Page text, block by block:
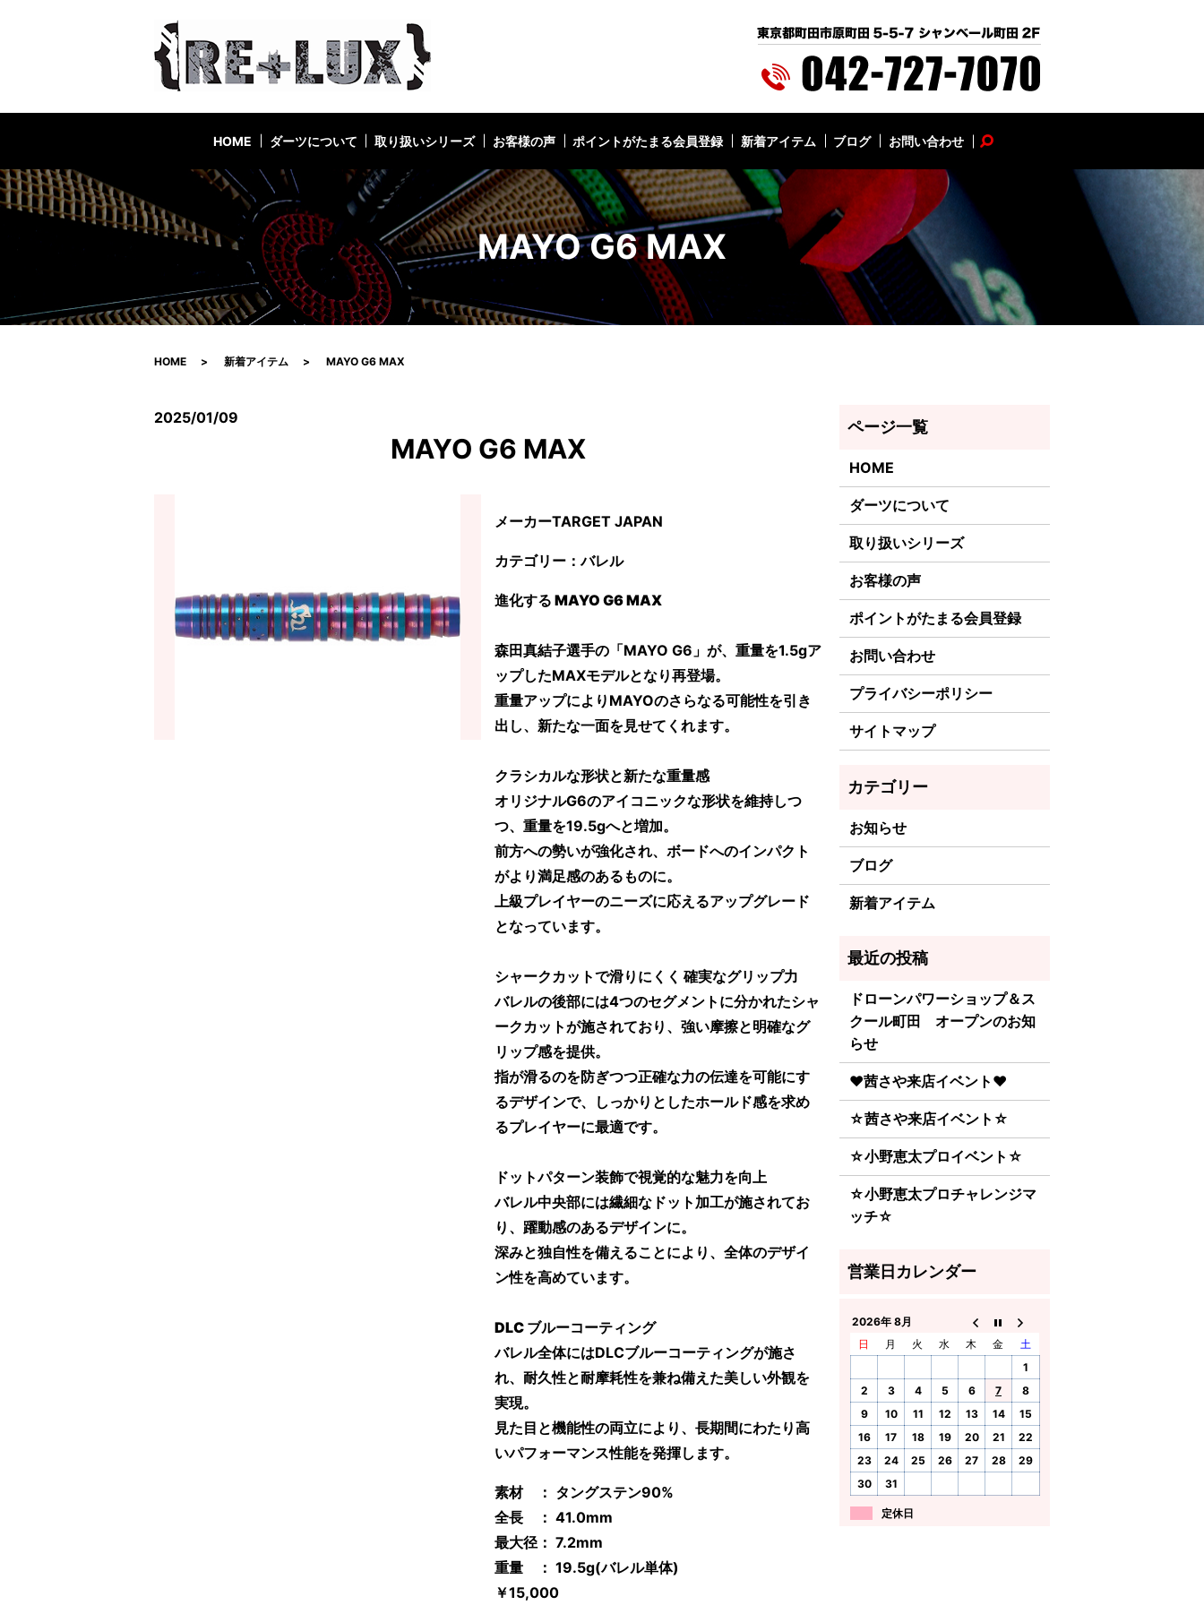
HOME ダーツについて 取り扱いシリーズ お客様の声 ポイントがたまる会員登録 新着アイテム ブログ お問い合わせ search
MAYO G6 MAX
HOME 新着アイテム MAYO G6 MAX
2025/01/09
MAYO G6 MAX
メーカーTARGET JAPAN
カテゴリー：バレル
進化する MAYO G6 MAX
森田真結子選手の「MAYO G6」が、重量を1.5gア
ップしたMAXモデルとなり再登場。
重量アップによりMAYOのさらなる可能性を引き
出し、新たな一面を見せてくれます。
クラシカルな形状と新たな重量感
オリジナルG6のアイコニックな形状を維持しつ
つ、重量を19.5gへと増加。
前方への勢いが強化され、ボードへのインパクト
がより満足感のあるものに。
上級プレイヤーのニーズに応えるアップグレード
となっています。
シャークカットで滑りにくく 確実なグリップ力
バレルの後部には4つのセグメントに分かれたシャ
ークカットが施されており、強い摩擦と明確なグ
リップ感を提供。
指が滑るのを防ぎつつ正確な力の伝達を可能にす
るデザインで、しっかりとしたホールド感を求め
るプレイヤーに最適です。
ドットパターン装飾で視覚的な魅力を向上
バレル中央部には繊細なドット加工が施されてお
り、躍動感のあるデザインに。
深みと独自性を備えることにより、全体のデザイ
ン性を高めています。
DLC ブルーコーティング
バレル全体にはDLCブルーコーティングが施さ
れ、耐久性と耐摩耗性を兼ね備えた美しい外観を
実現。
見た目と機能性の両立により、長期間にわたり高
いパフォーマンス性能を発揮します。
素材 ： タングステン90%
全長 ： 41.0mm
最大径： 7.2mm
重量 ： 19.5g(バレル単体)
￥15,000
HOME
ダーツについて
取り扱いシリーズ
お客様の声
ポイントがたまる会員登録
お問い合わせ
プライバシーポリシー
サイトマップ
お知らせ
ブログ
新着アイテム
ドローンパワーショップ＆ス
クール町田 オープンのお知
らせ
♥茜さや来店イベント♥
☆茜さや来店イベント☆
☆小野恵太プロイベント☆
☆小野恵太プロチャレンジマ
ッチ☆
2026年 8月
日
月 火 水 木 金
土
1
2
3 4 5 6 7
8
9
10 11 12 13 14
15
16
17 18 19 20 21
22
23
24 25 26 27 28
29
30
31
定休日